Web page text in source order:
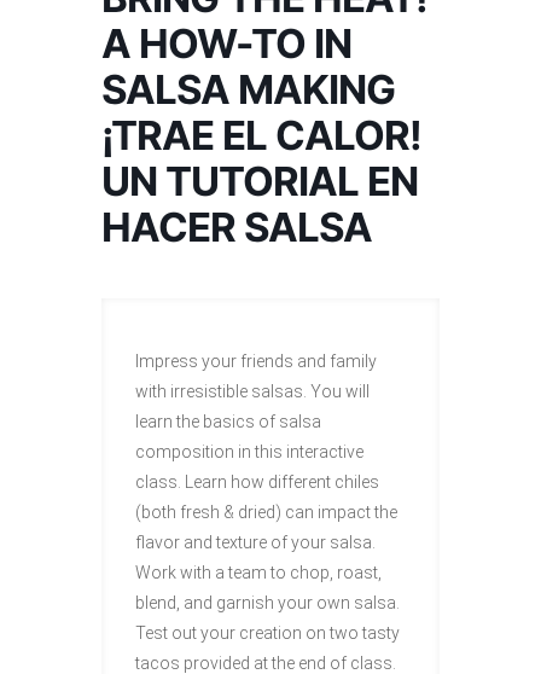
A HOW-TO IN
SALSA MAKING
¡TRAE EL CALOR!
UN TUTORIAL EN
HACER SALSA
Impress your friends and family
with irresistible salsas. You will
learn the basics of salsa
composition in this interactive
class. Learn how different chiles
(both fresh & dried) can impact the
flavor and texture of your salsa.
Work with a team to chop, roast,
blend, and garnish your own salsa.
Test out your creation on two tasty
tacos provided at the end of class.